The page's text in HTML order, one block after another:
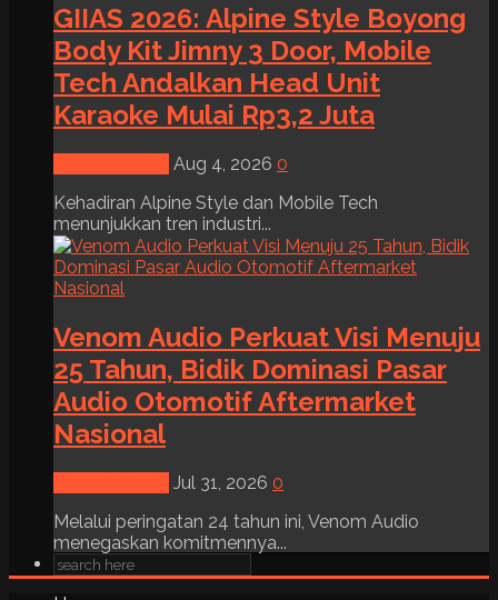
GIIAS 2026: Alpine Style Boyong
Body Kit Jimny 3 Door, Mobile
Tech Andalkan Head Unit
Karaoke Mulai Rp3,2 Juta
Aug 4, 2026 0
Kehadiran Alpine Style dan Mobile Tech
menunjukkan tren industri...
Venom Audio Perkuat Visi Menuju
25 Tahun, Bidik Dominasi Pasar
Audio Otomotif Aftermarket
Nasional
Jul 31, 2026 0
Melalui peringatan 24 tahun ini, Venom Audio
menegaskan komitmennya...